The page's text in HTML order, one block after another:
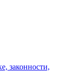
законности,